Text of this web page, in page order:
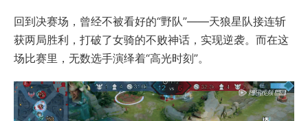
回到决赛场，曾经不被看好的“野队”——天狼星队接连斩
获两局胜利，打破了女骑的不败神话，实现逆袭。而在这
场比赛里，无数选手演绎着“高光时刻”。